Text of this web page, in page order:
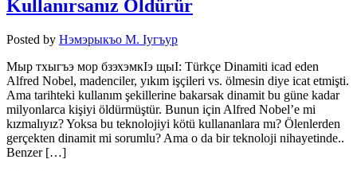
Kullanırsanız Öldürür
Posted by Нэмэрыкъо М. Iугъур
Мыр тхыгъэ мор бзэхэмкIэ щыI: Türkçe Dinamiti icad eden
Alfred Nobel, madenciler, yıkım işçileri vs. ölmesin diye icat etmişti.
Ama tarihteki kullanım şekillerine bakarsak dinamit bu güne kadar
milyonlarca kişiyi öldürmüştür. Bunun için Alfred Nobel’e mi
kızmalıyız? Yoksa bu teknolojiyi kötü kullananlara mı? Ölenlerden
gerçekten dinamit mi sorumlu? Ama o da bir teknoloji nihayetinde..
Benzer […]